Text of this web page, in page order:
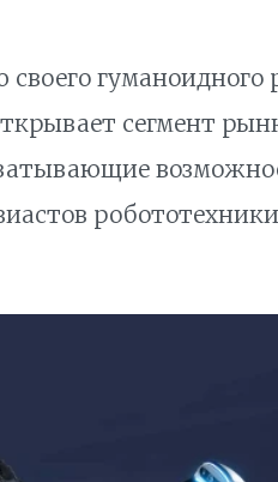
гуманоидного
сегмент